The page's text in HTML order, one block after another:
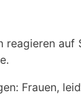
reagieren auf
Frauen,